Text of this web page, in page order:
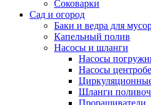
Соковарки
Сад и огород
Баки и ведра для
Капельный полив
Насосы и шланги
Насосы
Насосы
Шланги
Проращиватели